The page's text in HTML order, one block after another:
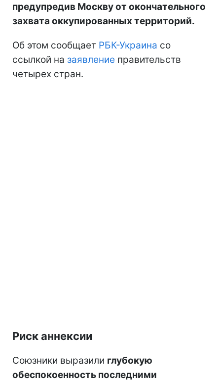
предупредив Москву от окончательного
захвата оккупированных территорий.
Об этом сообщает РБК-Украина со
ссылкой на заявление правительств
четырех стран.
Риск аннексии
Союзники выразили глубокую
обеспокоенность последними